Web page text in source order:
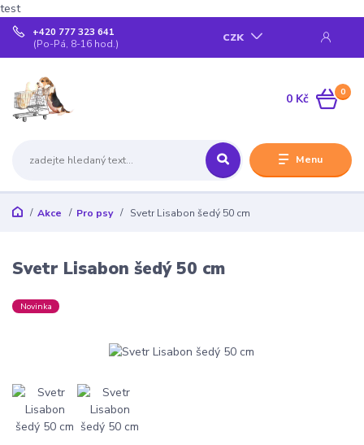
test
Menu
CZK
+420 777 323 641
(Po-Pá, 8-16 hod.)
0
0 Kč
Akce Pro psy Svetr Lisabon šedý 50 cm
Svetr Lisabon šedý 50 cm
Novinka